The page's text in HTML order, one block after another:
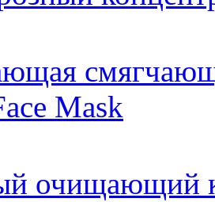
Mask
очищающий